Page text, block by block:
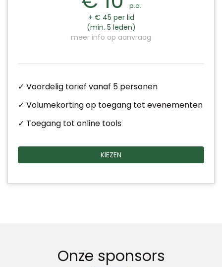
p.a.
+ € 45 per lid
(min. 5 leden)
meer info op aanvraag
✓ Voordelig tarief vanaf 5 personen
✓ Volumekorting op toegang tot evenementen
✓ Toegang tot online tools
KIEZEN
Onze sponsors